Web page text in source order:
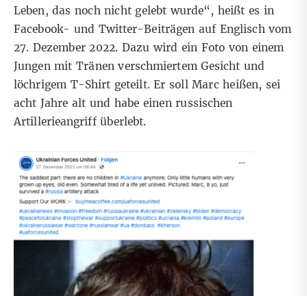
Leben, das noch nicht gelebt wurde“, heißt es in
Facebook- und Twitter-Beiträgen auf Englisch vom
27. Dezember 2022. Dazu wird ein Foto von einem
Jungen mit Tränen verschmiertem Gesicht und
löchrigem T-Shirt geteilt. Er soll Marc heißen, sei
acht Jahre alt und habe einen russischen
Artillerieangriff überlebt.